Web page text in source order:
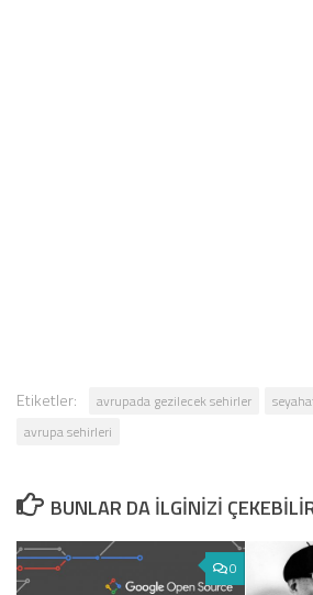
Etiketler: avrupada gezilecek sehirler
avrupa sehirleri
BUNLAR DA ILGINIZI
0